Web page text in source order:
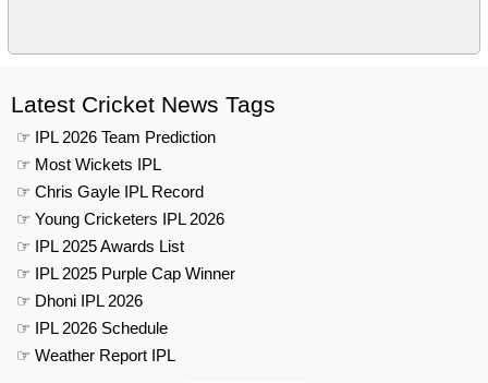
Latest Cricket News Tags
☞ IPL 2026 Team Prediction
☞ Most Wickets IPL
☞ Chris Gayle IPL Record
☞ Young Cricketers IPL 2026
☞ IPL 2025 Awards List
☞ IPL 2025 Purple Cap Winner
☞ Dhoni IPL 2026
☞ IPL 2026 Schedule
☞ Weather Report IPL